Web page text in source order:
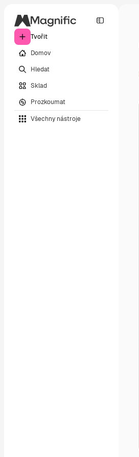
Tvořit
Domov
Hledat
Sklad
Prozkoumat
Všechny nástroje